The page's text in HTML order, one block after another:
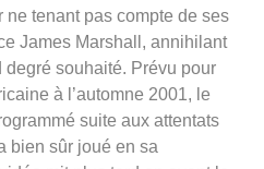
tenant pas compte de ses
James Marshall, annihilant
souhaité. Prévu pour
à l’automne 2001, le
suite aux attentats
bien sûr joué en sa